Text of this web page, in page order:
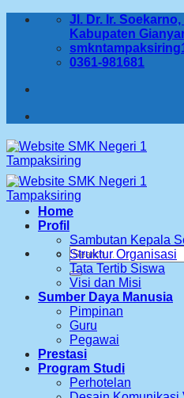
Skip
Jl. Dr. Ir.
Kabupaten
0361-981681
Search
for:
Home
Profil
Sambutan Kepala
Struktur Organisasi
Tata Tertib Siswa
Visi dan Misi
Sumber Daya Manusia
Pimpinan
Guru
Pegawai
Prestasi
Program Studi
Perhotelan